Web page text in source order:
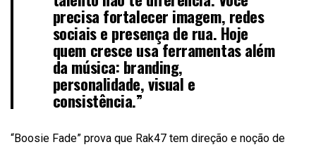
precisa fortalecer imagem, redes
sociais e presença de rua. Hoje
quem cresce usa ferramentas além
da música: branding,
personalidade, visual e
consistência.”
“Boosie Fade” prova que Rak47 tem direção e noção de